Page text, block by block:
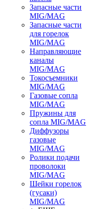
Запасные части
MIG/MAG
Запасные части
для горелок
MIG/MAG
Направляющие
каналы
MIG/MAG
Токосъемники
MIG/MAG
Газовые сопла
MIG/MAG
Пружины для
сопла MIG/MAG
Диффузоры
газовые
MIG/MAG
Ролики подачи
проволоки
MIG/MAG
Шейки горелок
(гусаки)
MIG/MAG